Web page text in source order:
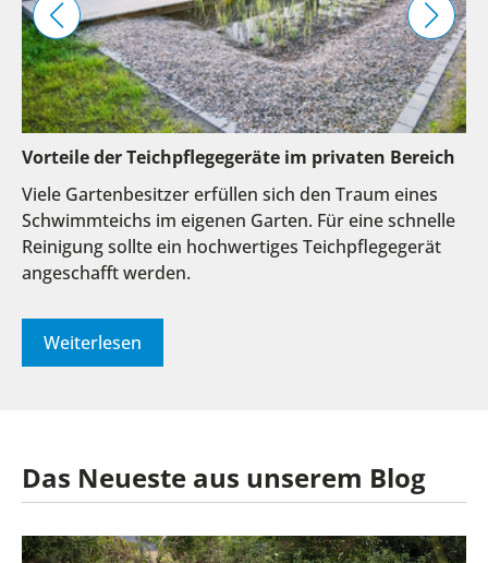
Vorteile der Teichpflegegeräte im privaten Bereich
Viele Gartenbesitzer erfüllen sich den Traum eines
Schwimmteichs im eigenen Garten. Für eine schnelle
Reinigung sollte ein hochwertiges Teichpflegegerät
angeschafft werden.
Weiterlesen
Das Neueste aus unserem Blog